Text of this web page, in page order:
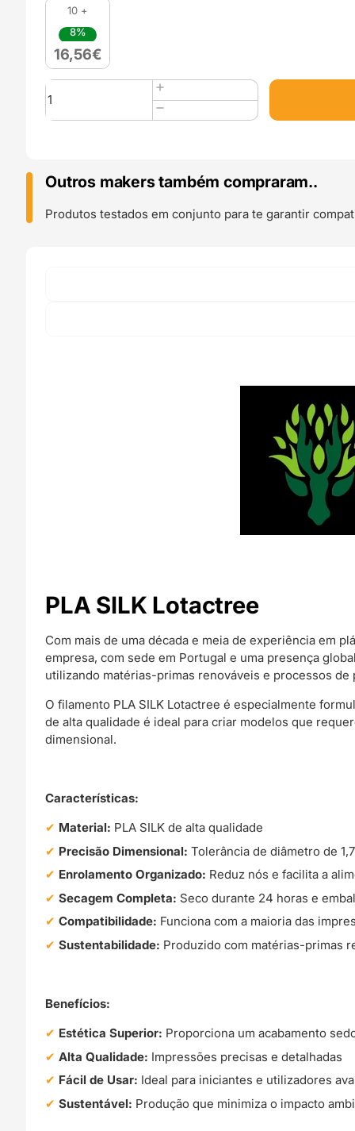
10 +
8%
16,56€
Quantidade
de
PLA
1kg
Ink
Green
Outros makers também compraram..
Produtos testados em conjunto para te garantir
PLA SILK Lotactree
Com mais de uma década e meia de experiência em
empresa, com sede em Portugal e uma presença
utilizando matérias-primas renováveis e processos de
O filamento PLA SILK Lotactree é especialmente
de alta qualidade é ideal para criar modelos que
dimensional.
Características:
Material: PLA SILK de alta qualidade
Precisão Dimensional: Tolerância de diâmetro de
Enrolamento Organizado: Reduz nós e facilita a
Secagem Completa: Seco durante 24 horas e
Compatibilidade: Funciona com a maioria das
Sustentabilidade: Produzido com matérias-primas
Benefícios:
Estética Superior: Proporciona um acabamento
Alta Qualidade: Impressões precisas e detalhadas
Fácil de Usar: Ideal para iniciantes e utilizadores
Sustentável: Produção que minimiza o impacto